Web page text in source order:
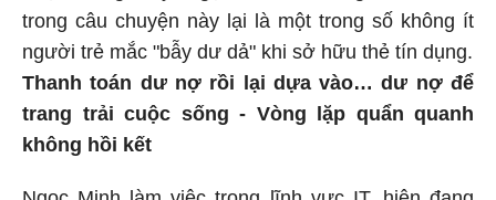
trong câu chuyện này lại là một trong số không ít
người trẻ mắc "bẫy dư dả" khi sở hữu thẻ tín dụng.
Thanh toán dư nợ rồi lại dựa vào… dư nợ để
trang trải cuộc sống - Vòng lặp quẩn quanh
không hồi kết
Ngọc Minh làm việc trong lĩnh vực IT, hiện đang